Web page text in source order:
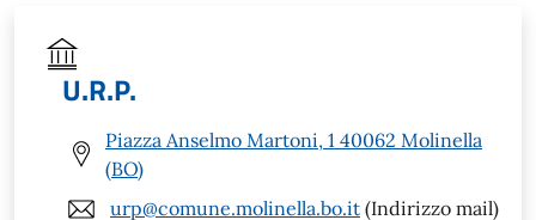
U.R.P.
Piazza Anselmo Martoni, 1 40062 Molinella
(BO)
urp@comune.molinella.bo.it (Indirizzo mail)